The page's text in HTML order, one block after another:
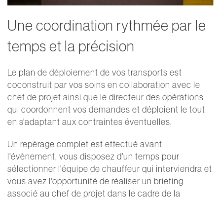
Une coordination rythmée par le
temps et la précision
Le plan de déploiement de vos transports est
coconstruit par vos soins en collaboration avec le
chef de projet ainsi que le directeur des opérations
qui coordonnent vos demandes et déploient le tout
en s'adaptant aux contraintes éventuelles.
Un repérage complet est effectué avant
l'évènement, vous disposez d'un temps pour
sélectionner l'équipe de chauffeur qui interviendra et
vous avez l'opportunité de réaliser un briefing
associé au chef de projet dans le cadre de la